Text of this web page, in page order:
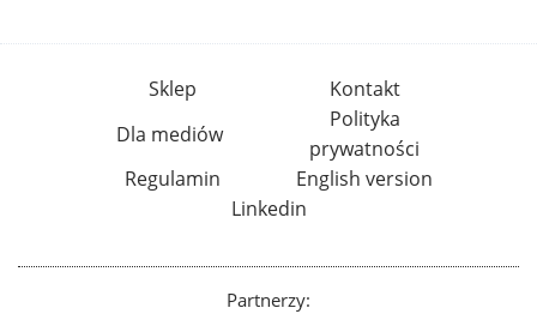
Sklep
Kontakt
Dla mediów
Polityka
prywatności
Regulamin
English version
Linkedin
Partnerzy: